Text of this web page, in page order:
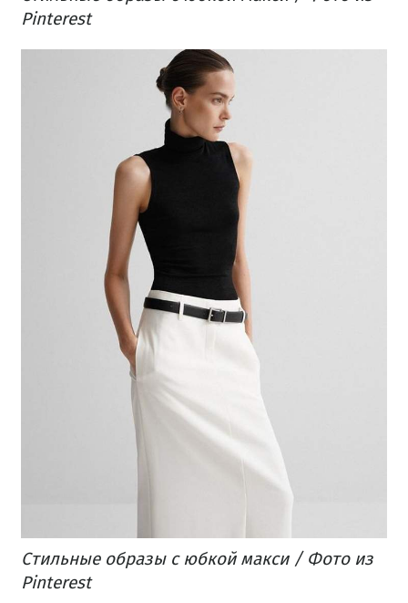
Pinterest
Стильные образы с юбкой макси / Фото из
Pinterest